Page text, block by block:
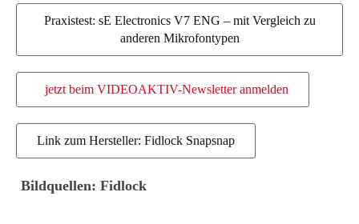
Praxistest: sE Electronics V7 ENG – mit Vergleich zu
anderen Mikrofontypen
jetzt beim VIDEOAKTIV-Newsletter anmelden
Link zum Hersteller: Fidlock Snapsnap
Bildquellen: Fidlock